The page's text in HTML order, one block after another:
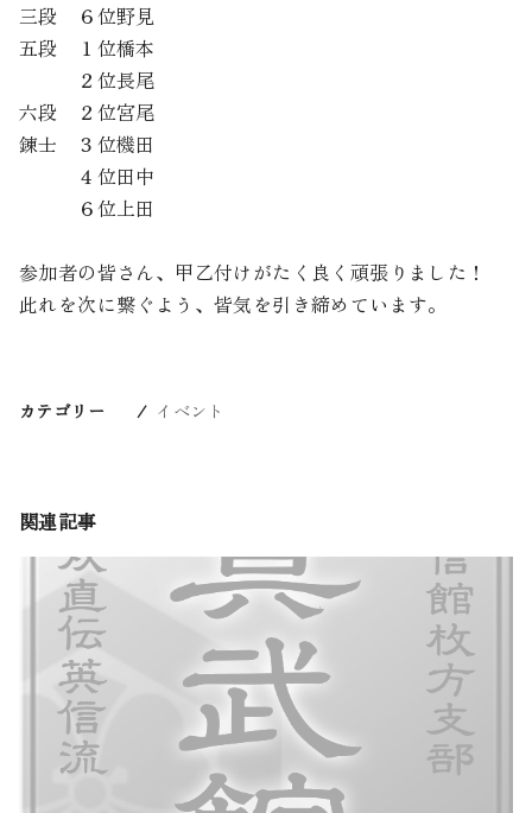
三段 ６位野見
五段 １位橋本
２位長尾
六段 ２位宮尾
錬士 ３位機田
４位田中
６位上田
参加者の皆さん、甲乙付けがたく良く頑張りました！
此れを次に繋ぐよう、皆気を引き締めています。
カテゴリー イベント
関連記事